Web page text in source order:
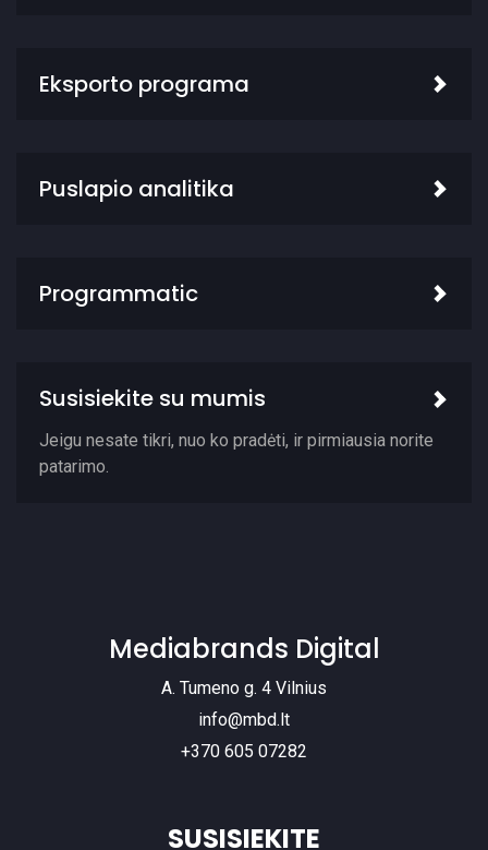
Eksporto programa
Puslapio analitika
Programmatic
Susisiekite su mumis
Jeigu nesate tikri, nuo ko pradėti, ir pirmiausia norite
patarimo.
Mediabrands Digital
A. Tumeno g. 4 Vilnius
info@mbd.lt
+370 605 07282
SUSISIEKITE